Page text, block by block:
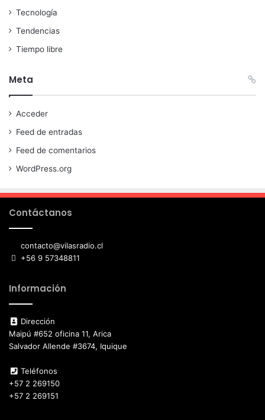
Tecnología
Tendencias
Tiempo libre
Meta
Acceder
Feed de entradas
Feed de comentarios
WordPress.org
Contáctanos
contacto@vilasradio.cl
+56 9 57348811
Información
Dirección
Maipú #652 oficina 11, Arica
Salvador Allende #3674, Iquique
Teléfonos
+57 2 269150
+57 2 269151